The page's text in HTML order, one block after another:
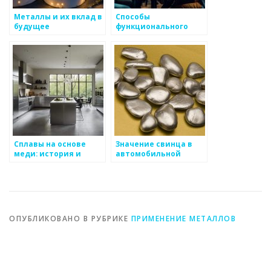
Металлы и их вклад в
будущее
Способы
функционального
металлов
Сплавы на основе
меди: история и
Значение свинца в
автомобильной
ОПУБЛИКОВАНО В РУБРИКЕ ПРИМЕНЕНИЕ МЕТАЛЛОВ